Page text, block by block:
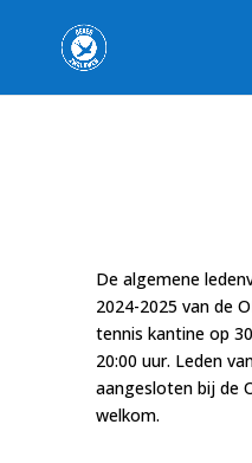
De algemene
2024-2025 van de
tennis kantine op
20:00 uur. Leden
aangesloten bij de
welkom.